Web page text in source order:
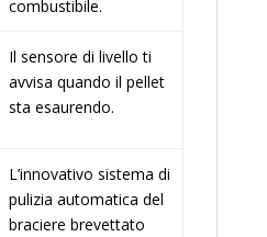
combustibile.
Il sensore di livello ti
avvisa quando il pellet
sta esaurendo.
L’innovativo sistema di
pulizia automatica del
braciere brevettato